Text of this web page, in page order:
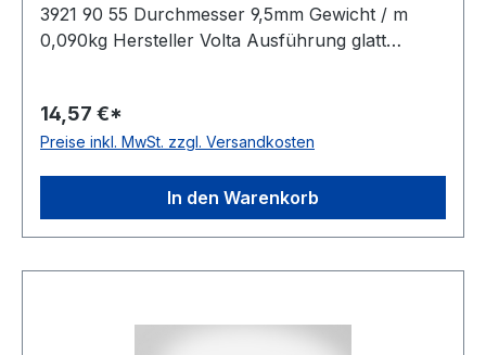
3921 90 55 Durchmesser 9,5mm Gewicht / m
0,090kg Hersteller Volta Ausführung glatt
FDA-Zulassung ja Zugstrang Polyester
Shorehärte 100° Shore A
14,57 €*
Preise inkl. MwSt. zzgl. Versandkosten
In den Warenkorb